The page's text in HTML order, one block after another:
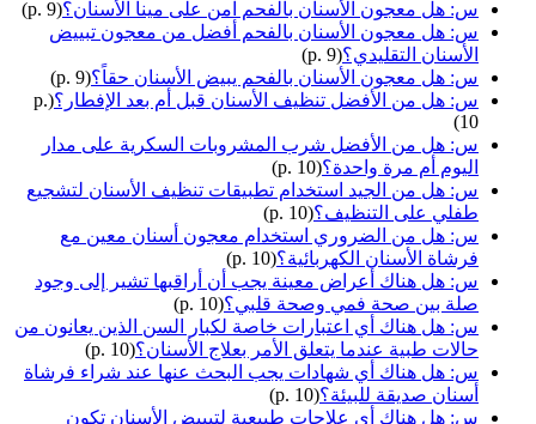
س: هل معجون الأسنان بالفحم آمن على مينا الأسنان؟(p. 9)
س: هل معجون الأسنان بالفحم أفضل من معجون تبييض
الأسنان التقليدي؟(p. 9)
س: هل معجون الأسنان بالفحم يبيض الأسنان حقاً؟(p. 9)
س: هل من الأفضل تنظيف الأسنان قبل أم بعد الإفطار؟ (p.
10)
س: هل من الأفضل شرب المشروبات السكرية على مدار
اليوم أم مرة واحدة؟(p. 10)
س: هل من الجيد استخدام تطبيقات تنظيف الأسنان لتشجيع
طفلي على التنظيف؟(p. 10)
س: هل من الضروري استخدام معجون أسنان معين مع
فرشاة الأسنان الكهربائية؟(p. 10)
س: هل هناك أعراض معينة يجب أن أراقبها تشير إلى وجود
صلة بين صحة فمي وصحة قلبي؟(p. 10)
س: هل هناك أي اعتبارات خاصة لكبار السن الذين يعانون من
حالات طبية عندما يتعلق الأمر بعلاج الأسنان؟(p. 10)
س: هل هناك أي شهادات يجب البحث عنها عند شراء فرشاة
أسنان صديقة للبيئة؟(p. 10)
س: هل هناك أي علاجات طبيعية لتبييض الأسنان تكون